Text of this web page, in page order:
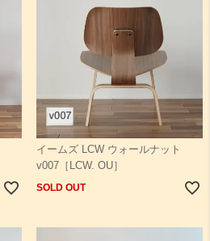
イームズ LCW ウォールナット
v007［LCW. OU］
SOLD OUT